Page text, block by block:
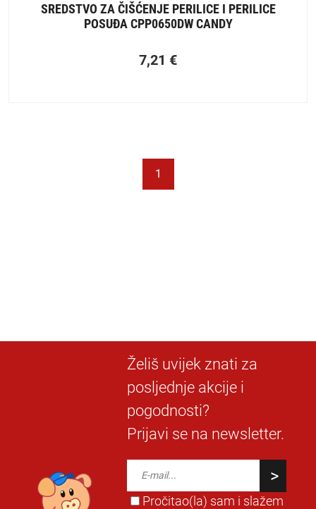
SREDSTVO ZA ČIŠĆENJE PERILICE I PERILICE
POSUĐA CPP0650DW CANDY
7,21 €
1
Želiš uvijek znati za
posljednje akcije i
pogodnosti?
Prijavi se na newsletter.
Pročitao(la) sam i slažem